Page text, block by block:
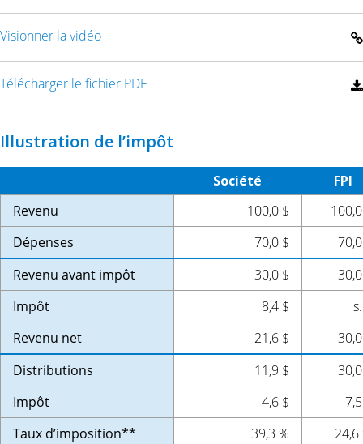
Visionner la vidéo
Télécharger le fichier PDF
Illustration de l’impôt
Société
FPI
Revenu
100,0 $
Dépenses
70,0 $
Revenu avant impôt
30,0 $
Impôt
8,4 $
Revenu net
21,6 $
Distributions
11,9 $
Impôt
4,6 $
Taux d’imposition**
39,3 %
24,6